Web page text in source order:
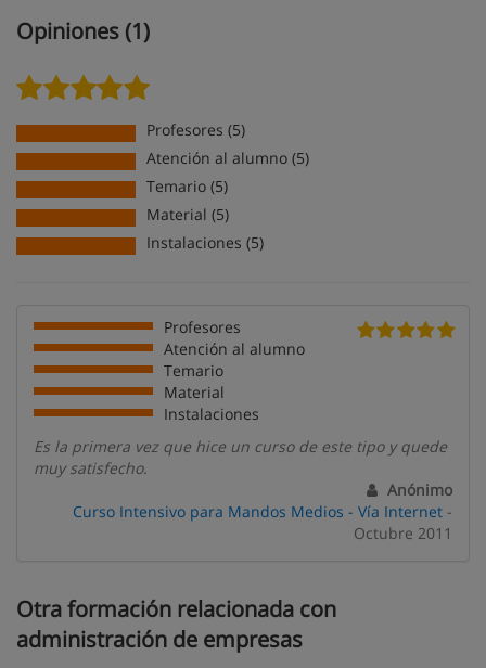
Opiniones (1)
Profesores (5)
Atención al alumno (5)
Temario (5)
Material (5)
Instalaciones (5)
Profesores
Atención al alumno
Temario
Material
Instalaciones
Es la primera vez que hice un curso de este tipo y quede
muy satisfecho.
Anónimo
Curso Intensivo para Mandos Medios - Vía Internet -
Octubre 2011
Otra formación relacionada con
administración de empresas